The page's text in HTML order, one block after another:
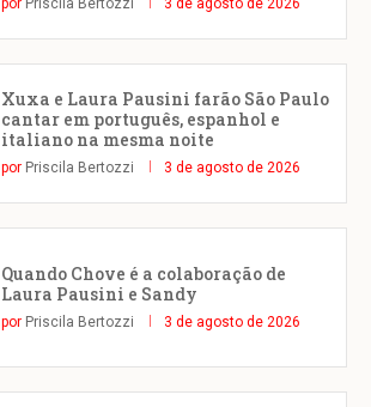
por Priscila Bertozzi 3 de agosto de 2026
Xuxa e Laura Pausini farão São Paulo
cantar em português, espanhol e
italiano na mesma noite
por Priscila Bertozzi 3 de agosto de 2026
Quando Chove é a colaboração de
Laura Pausini e Sandy
por Priscila Bertozzi 3 de agosto de 2026